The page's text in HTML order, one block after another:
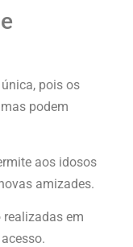
pois os
podem
aos idosos
amizades.
realizadas em